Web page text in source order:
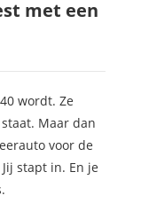
met een
wordt. Ze
Maar dan
voor de
stapt in. En je